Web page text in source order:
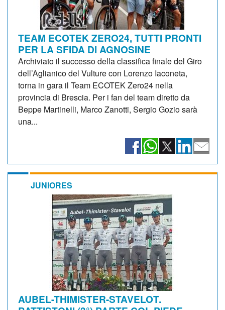
TEAM ECOTEK ZERO24, TUTTI PRONTI
PER LA SFIDA DI AGNOSINE
Archiviato il successo della classifica finale del Giro
dell’Aglianico del Vulture con Lorenzo Iaconeta,
torna in gara il Team ECOTEK Zero24 nella
provincia di Brescia. Per i fan del team diretto da
Beppe Martinelli, Marco Zanotti, Sergio Gozio sarà
una...
JUNIORES
AUBEL-THIMISTER-STAVELOT.